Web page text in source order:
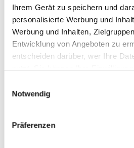
Ihrem Gerät zu speichern und
personalisierte Werbung und
Werbung und Inhalten,
Entwicklung von Angeboten zu
entscheiden darüber, wer Ihre
Trigger Symbol ändern oder
Notwendig
Präferenzen
Style:modern, design
max. event area in m2:21300 m2
max. number of persons: 10.000